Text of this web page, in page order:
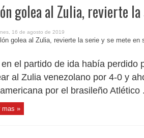
golea al Zulia, revierte
16 de agosto de 2019
el partido de ida había perdido
al Zulia venezolano por 4-0 y
por el brasileño Atlético
mas »